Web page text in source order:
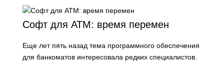
Софт для АТМ: время перемен
Еще лет пять назад тема программного обеспечения
для банкоматов интересовала редких специалистов.